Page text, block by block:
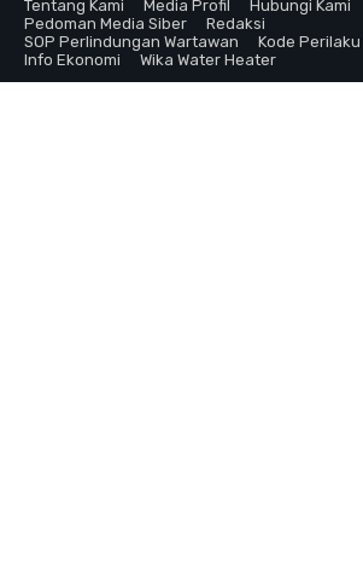
Tentang Kami
Media Profil
Hubungi Kami
Pedoman Media Siber
Redaksi
SOP Perlindungan Wartawan
Kode
Info Ekonomi
Wika Water Heater